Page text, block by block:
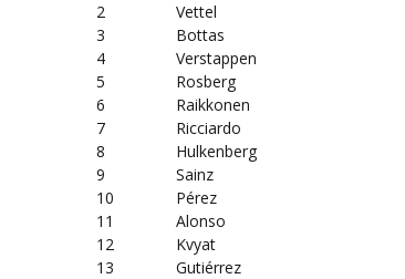
2
Vettel
3
Bottas
4
Verstappen
5
Rosberg
6
Raikkonen
7
Ricciardo
8
Hulkenberg
9
Sainz
10
Pérez
11
Alonso
12
Kvyat
13
Gutiérrez